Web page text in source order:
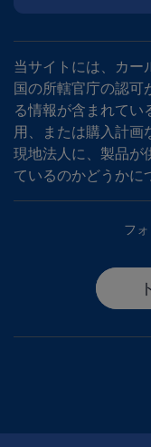
当サイトには、カー
国の所轄官庁の認可
る情報が含まれてい
用、または購入計画
現地法人に、製品が
ているのかどうかに
フ